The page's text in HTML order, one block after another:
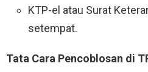
KTP-el atau Surat
setempat.
Tata Cara Pencoblosan di